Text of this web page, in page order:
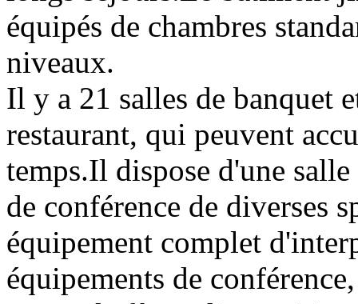
équipés de chambres
niveaux.
Il y a 21 salles de banquet
restaurant, qui peuvent
temps.Il dispose d'une
de conférence de diverses
équipement complet
équipements de